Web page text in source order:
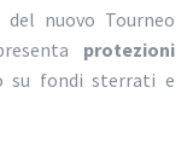
nuovo Tourneo
protezioni
su fondi sterrati e